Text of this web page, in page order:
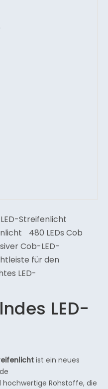
Streifenlicht
480 LEDs Cob
Cob-LED-
für den
LED-
LED-
ist ein neues
Rohstoffe, die